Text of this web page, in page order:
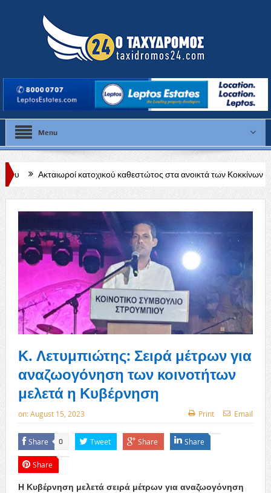
Menu
κατοχικού καθεστώτος στα ανοικτά των Κοκκίνων για εορτασμούς Τ/
Κ. Λετυμπιώτης: Σειρά μέτρων για
αναζωογόνηση των κοινοτήτων
μελετά η Κυβέρνηση
on:August 15, 2023 Print Email
Share 0 Tweet Share Share
Share
Η Κυβέρνηση μελετά σειρά μέτρων για αναζωογόνηση